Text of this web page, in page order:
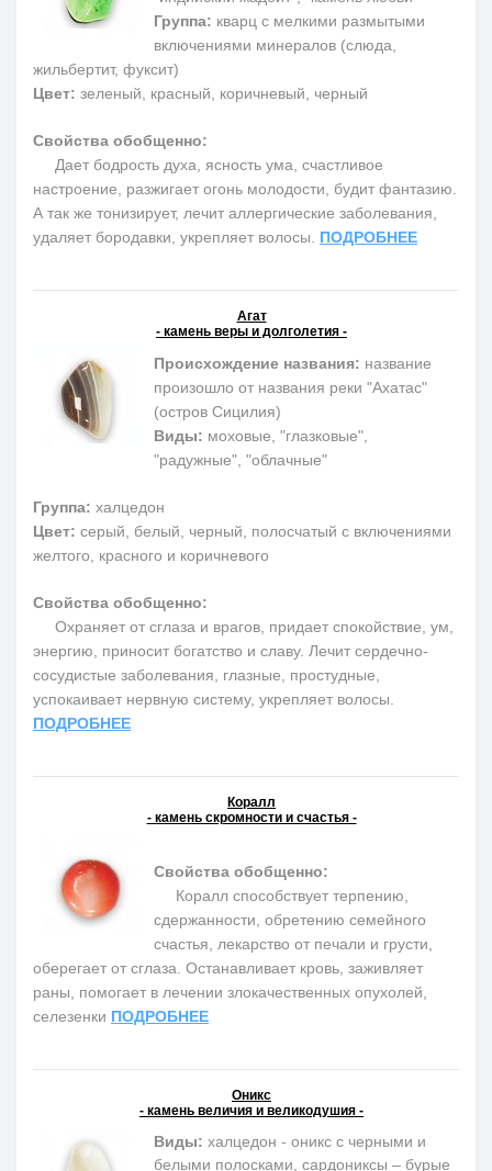
Группа: кварц с мелкими размытыми
включениями минералов (слюда,
жильбертит, фуксит)
Цвет: зеленый, красный, коричневый, черный
Свойства обобщенно:
Дает бодрость духа, ясность ума, счастливое
настроение, разжигает огонь молодости, будит фантазию.
А так же тонизирует, лечит аллергические заболевания,
удаляет бородавки, укрепляет волосы. ПОДРОБНЕЕ
Агат
- камень веры и долголетия -
Происхождение названия: название
произошло от названия реки "Ахатас"
(остров Сицилия)
Виды: моховые, "глазковые",
"радужные", "облачные"
Группа: халцедон
Цвет: серый, белый, черный, полосчатый с включениями
желтого, красного и коричневого
Свойства обобщенно:
Охраняет от сглаза и врагов, придает спокойствие, ум,
энергию, приносит богатство и славу. Лечит сердечно-
сосудистые заболевания, глазные, простудные,
успокаивает нервную систему, укрепляет волосы.
ПОДРОБНЕЕ
Коралл
- камень скромности и счастья -
Свойства обобщенно:
Коралл способствует терпению,
сдержанности, обретению семейного
счастья, лекарство от печали и грусти,
оберегает от сглаза. Останавливает кровь, заживляет
раны, помогает в лечении злокачественных опухолей,
селезенки ПОДРОБНЕЕ
Оникс
- камень величия и великодушия -
Виды: халцедон - оникс с черными и
белыми полосками, сардониксы – бурые